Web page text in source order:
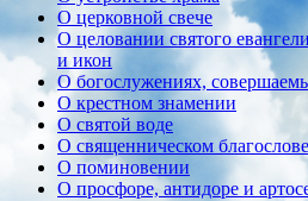
О церковной свече
О целовании святого
и икон
О богослужениях,
О крестном знамении
О святой воде
О священническом
О поминовении
О просфоре, антидоре и